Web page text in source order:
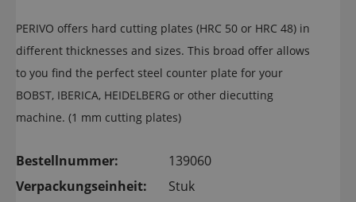
PERIVO offers hard cutting plates (HRC 50 or HRC 48) in
different thicknesses and sizes. This broad offer allows
to you find the perfect steel counter plate for your
BOBST, IBERICA, HEIDELBERG or other diecutting
machine. (1 mm cutting plates)
Bestellnummer:
139060
Verpackungseinheit:
Stuk